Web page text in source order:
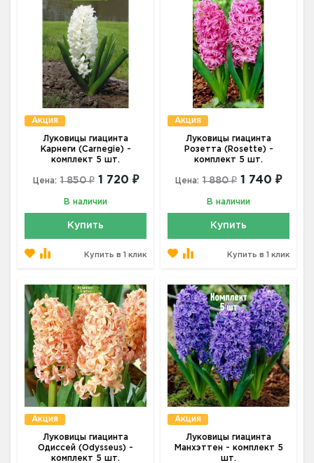
Акция
Луковицы гиацинта
Карнеги (Carnegie) -
комплект 5 шт.
Цена: 1 850 ₽ 1 720 ₽
В наличии
Купить
Купить в 1 клик
Акция
Луковицы гиацинта
Розетта (Rosette) -
комплект 5 шт.
Цена: 1 880 ₽ 1 740 ₽
В наличии
Купить
Купить в 1 клик
Акция
Луковицы гиацинта
Одиссей (Odysseus) -
комплект 5 шт.
Акция
Луковицы гиацинта
Манхэттен - комплект 5
шт.